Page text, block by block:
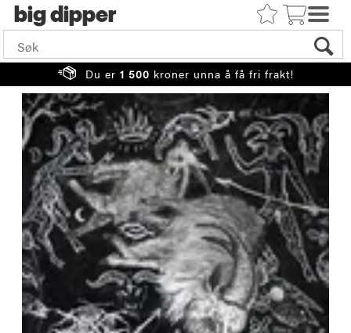
big
Du er 1 500 kroner unna å få fri frakt!